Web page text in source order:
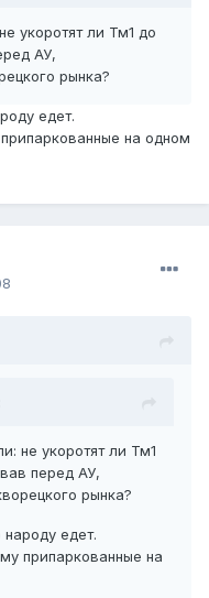
укоротят ли Тм1 до
АУ,
рынка?
едет.
на одном
не укоротят ли Тм1
перед АУ,
рынка?
едет.
припаркованные на